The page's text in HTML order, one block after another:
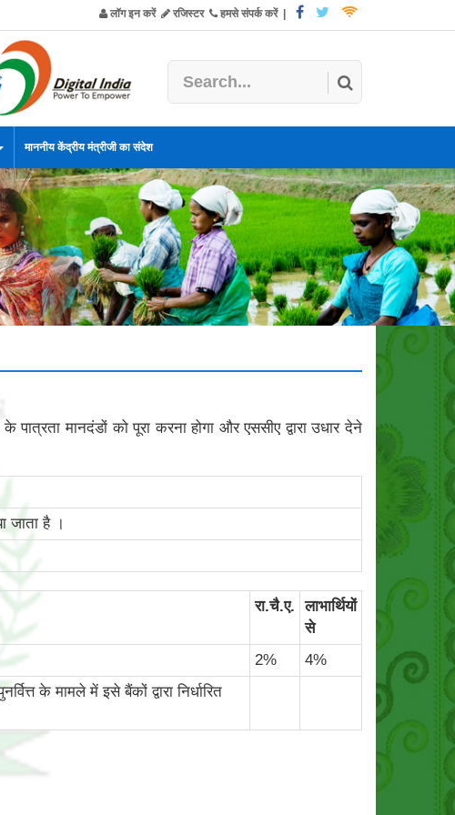
लॉग इन करें रजिस्टर हमसे संपर्क करें|
माननीय केंद्रीय मंत्रीजी का संदेश
मानदंडों को पूरा करना होगा और एससीए द्वारा उधार देने
जाता है ।
रा.चै.ए.
लाभार्थियों
से
2%
4%
के मामले में इसे बैंकों द्वारा निर्धारित